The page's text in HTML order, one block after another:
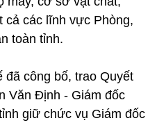
cả các lĩnh vực Phòng,
toàn tỉnh.
đã công bố, trao Quyết
Văn Định - Giám đốc
giữ chức vụ Giám đốc